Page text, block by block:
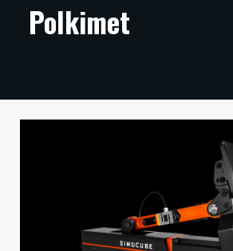
ARTIKKELIT
TECHBBS
VAIHDA TEEMA
Polkimet